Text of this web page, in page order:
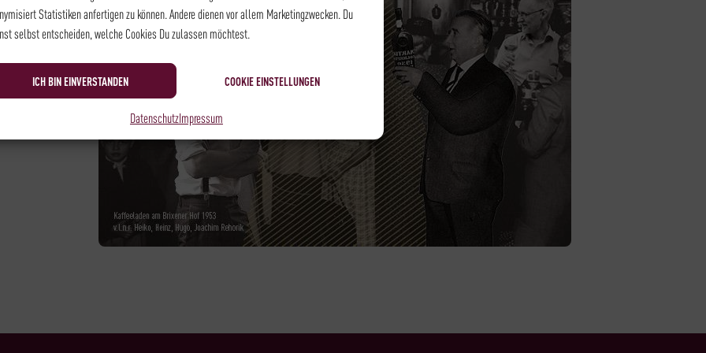
Statistiken anfertigen zu können. Andere dienen vor allem Marketingzwecken. Du
selbst entscheiden, welche Cookies Du zulassen möchtest.
ICH BIN EINVERSTANDEN COOKIE EINSTELLUNGEN
DatenschutzImpressum